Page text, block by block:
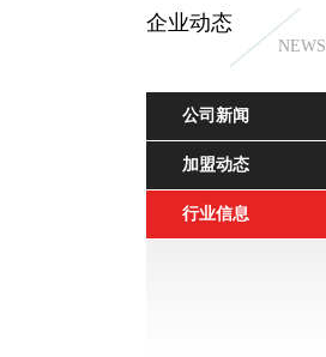
企业动态
NEWS
公司新闻
加盟动态
行业信息